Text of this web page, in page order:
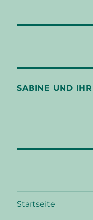
SABINE UND
Startseite